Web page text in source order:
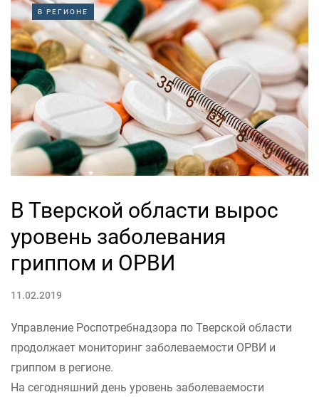
В РЕГИОНЕ
В Тверской области вырос
уровень заболевания
гриппом и ОРВИ
11.02.2019
Управление Роспотребнадзора по Тверской области
продолжает мониторинг заболеваемости ОРВИ и
гриппом в регионе.
На сегодняшний день уровень заболеваемости